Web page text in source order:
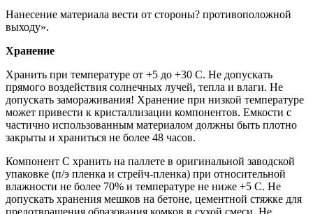
Нанесение материала вести от стороны? противоположной
выходу».
Хранение
Хранить при температуре от +5 до +30 С. Не допускать
прямого воздействия солнечных лучей, тепла и влаги. Не
допускать замораживания! Хранение при низкой температуре
может привести к кристаллизации компонентов. Емкости с
частично использованным материалом должны быть плотно
закрыты и храниться не более 48 часов.
Компонент С хранить на паллете в оригинальной заводской
упаковке (п/э пленка и стрейч-пленка) при относительной
влажности не более 70% и температуре не ниже +5 С. Не
допускать хранения мешков на бетоне, цементной стяжке для
предотвращения образования комков в сухой смеси. Не